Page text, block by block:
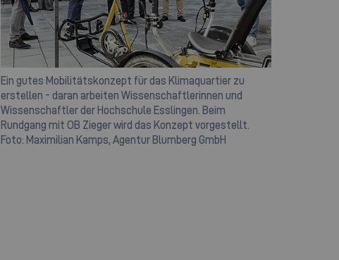
Ein gutes Mobilitätskonzept für das Klimaquartier zu
erstellen - daran arbeiten Wissenschaftlerinnen und
Wissenschaftler der Hochschule Esslingen. Beim
Rundgang mit OB Zieger wird das Konzept vorgestellt.
Foto: Maximilian Kamps, Agentur Blumberg GmbH